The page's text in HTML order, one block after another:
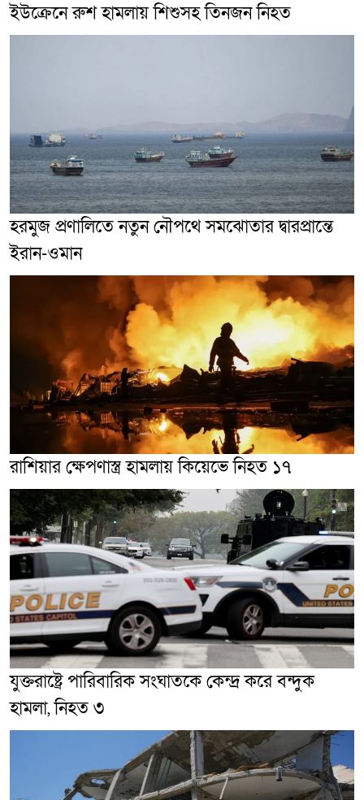
ইউক্রেনে রুশ হামলায় শিশুসহ তিনজন নিহত
হরমুজ প্রণালিতে নতুন নৌপথে সমঝোতার দ্বারপ্রান্তে
ইরান-ওমান
রাশিয়ার ক্ষেপণাস্ত্র হামলায় কিয়েভে নিহত ১৭
যুক্তরাষ্ট্রে পারিবারিক সংঘাতকে কেন্দ্র করে বন্দুক
হামলা, নিহত ৩